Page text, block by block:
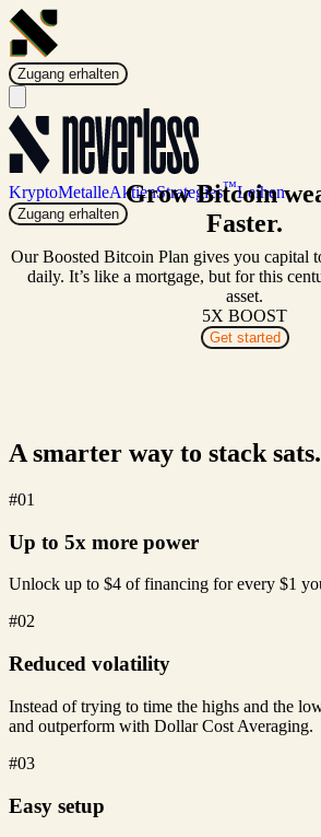
Zugang erhalten
KryptoMetalleAktienStrategies™Leihen
Zugang erhalten
Grow Bitcoin
Faster.
Our Boosted Bitcoin Plan gives you capital
daily. It’s like a mortgage, but for this
asset.
5X BOOST
Get started
A smarter way to stack sats.
#01
Up to 5x more power
Unlock up to $4 of financing for every $1
#02
Reduced volatility
Instead of trying to time the highs and the
and outperform with Dollar Cost Averaging.
#03
Easy setup